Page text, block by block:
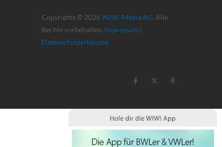
Copyrights © 2026 WiWi-Media AG. Alle
Rechte vorbehalten. Impressum |
Datenschutzerkärung